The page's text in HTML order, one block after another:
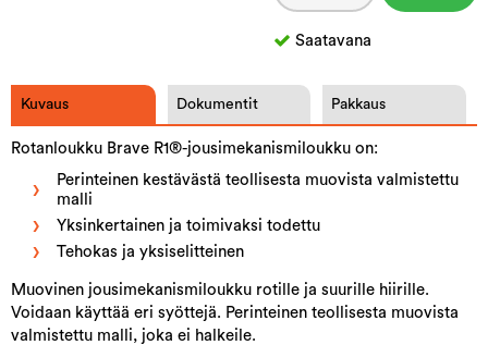
Saatavana
Kuvaus Dokumentit Pakkaus
Rotanloukku Brave R1®-jousimekanismiloukku on:
Perinteinen kestävästä teollisesta muovista valmistettu
malli
Yksinkertainen ja toimivaksi todettu
Tehokas ja yksiselitteinen
Muovinen jousimekanismiloukku rotille ja suurille hiirille.
Voidaan käyttää eri syöttejä. Perinteinen teollisesta muovista
valmistettu malli, joka ei halkeile.